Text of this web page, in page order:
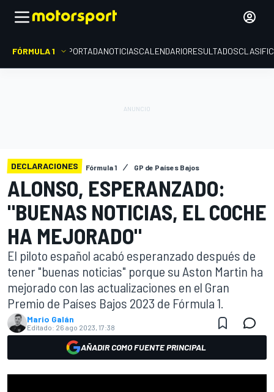
FÓRMULA 1 PORTADANOTICIASCALENDARIORESULTADOS
DECLARACIONES Fórmula 1 GP de Países Bajos
ALONSO, ESPERANZADO:
"BUENAS NOTICIAS, EL COCHE
HA MEJORADO"
El piloto español acabó esperanzado después de
tener "buenas noticias" porque su Aston Martin ha
mejorado con las actualizaciones en el Gran
Premio de Países Bajos 2023 de Fórmula 1.
Mario Galán
Editado: 26 ago 2023, 17:38
AÑADIR COMO FUENTE PRINCIPAL